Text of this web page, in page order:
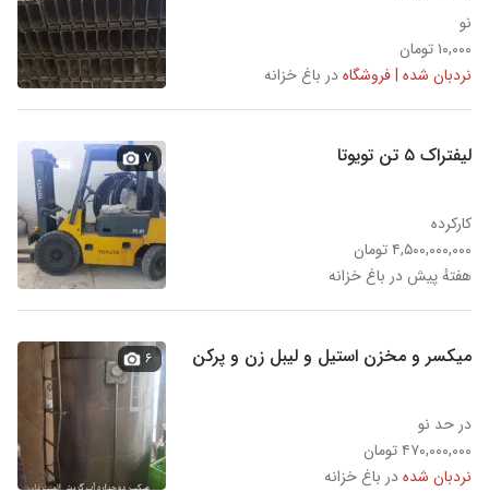
نو
۱۰,۰۰۰ تومان
نردبان شده | فروشگاهدر باغ خزانه
لیفتراک ۵ تن تویوتا
کارکرده
۴,۵۰۰,۰۰۰,۰۰۰ تومان
هفتهٔ پیش در باغ خزانه
۷
میکسر و مخزن استیل و لیبل زن و پرکن
در حد نو
۴۷۰,۰۰۰,۰۰۰ تومان
نردبان شدهدر باغ خزانه
۶